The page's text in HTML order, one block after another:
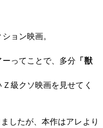
ョン映画。
ってことで、多分 「獣
級クソ映画を見せてく
したが、本作はアレより